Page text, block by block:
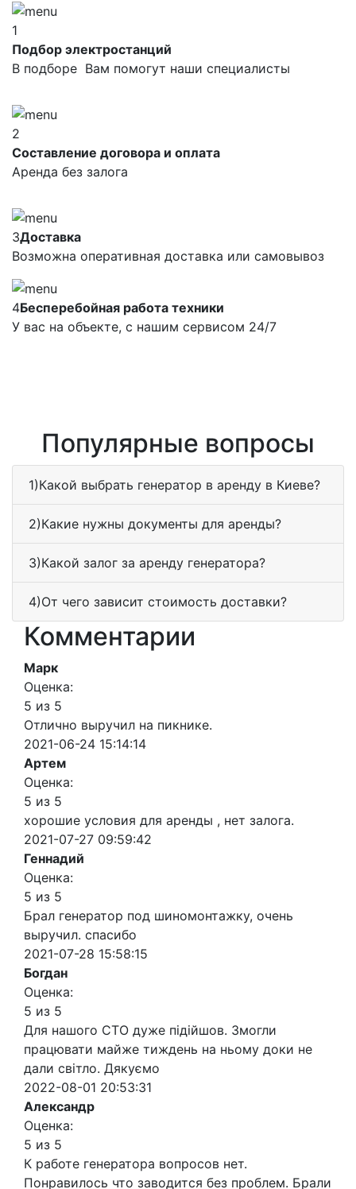
1
Подбор электростанций
В подборе Вам помогут наши специалисты
2
Составление договора и оплата
Аренда без залога
3Доставка
Возможна оперативная доставка или самовывоз
4Бесперебойная работа техники
У вас на объекте, с нашим сервисом 24/7
Популярные вопросы
1)Какой выбрать генератор в аренду в Киеве?
2)Какие нужны документы для аренды?
3)Какой залог за аренду генератора?
4)От чего зависит стоимость доставки?
Комментарии
Марк
Оценка:
5 из 5
Отлично выручил на пикнике.
2021-06-24 15:14:14
Артем
Оценка:
5 из 5
хорошие условия для аренды , нет залога.
2021-07-27 09:59:42
Геннадий
Оценка:
5 из 5
Брал генератор под шиномонтажку, очень
выручил. спасибо
2021-07-28 15:58:15
Богдан
Оценка:
5 из 5
Для нашого СТО дуже підійшов. Змогли
працювати майже тиждень на ньому доки не
дали світло. Дякуємо
2022-08-01 20:53:31
Александр
Оценка:
5 из 5
К работе генератора вопросов нет.
Понравилось что заводится без проблем. Брали